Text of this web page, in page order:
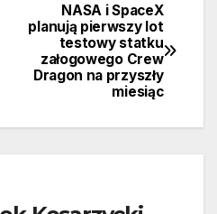
NASA i SpaceX
planują pierwszy lot
testowy statku
załogowego Crew
Dragon na przyszły
miesiąc